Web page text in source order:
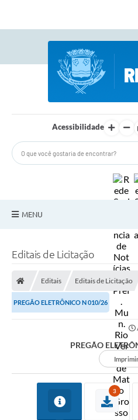
Acessibilidade
MENU
Editais de Licitação
Editais Editais de Licitação
PREGÃO ELETRÔNICO N 010/26
PREGÃO
3